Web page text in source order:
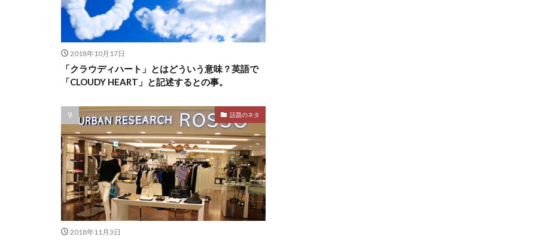
2018年10月17日
「クラウディハート」とはどういう意味？英語で
「CLOUDY HEART」と記述するとの事。
話題のネタ
2018年11月3日